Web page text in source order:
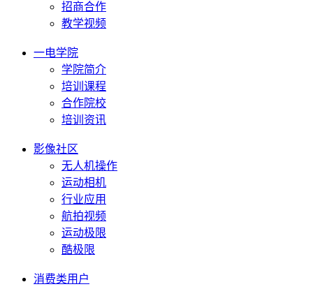
招商合作
教学视频
一电学院
学院简介
培训课程
合作院校
培训资讯
影像社区
无人机操作
运动相机
行业应用
航拍视频
运动极限
酷极限
消费类用户